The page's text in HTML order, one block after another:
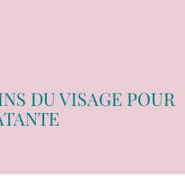
DU VISAGE POUR